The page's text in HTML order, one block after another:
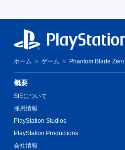
ホーム ゲーム Phantom Blade Zero
概要
SIEについて
採用情報
PlayStation Studios
PlayStation Productions
会社情報